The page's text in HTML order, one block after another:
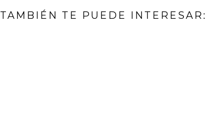
TAMBIÉN TE PUEDE INTERESAR: